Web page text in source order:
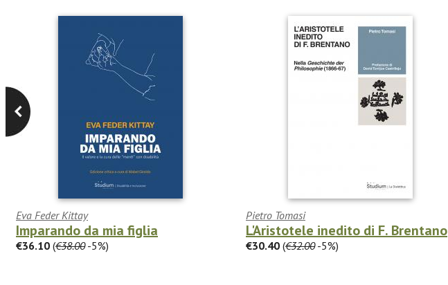
Eva Feder Kittay
Imparando da mia figlia
€36.10 (€38.00-5%)
Pietro Tomasi
L'Aristotele inedito di F. Brentano
€30.40 (€32.00-5%)